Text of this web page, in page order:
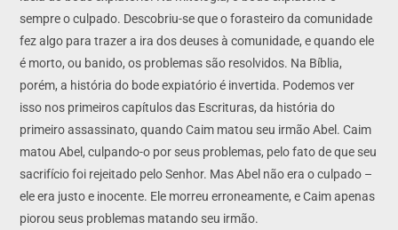
sempre o culpado. Descobriu-se que o forasteiro da comunidade
fez algo para trazer a ira dos deuses à comunidade, e quando ele
é morto, ou banido, os problemas são resolvidos. Na Bíblia,
porém, a história do bode expiatório é invertida. Podemos ver
isso nos primeiros capítulos das Escrituras, da história do
primeiro assassinato, quando Caim matou seu irmão Abel. Caim
matou Abel, culpando-o por seus problemas, pelo fato de que seu
sacrifício foi rejeitado pelo Senhor. Mas Abel não era o culpado –
ele era justo e inocente. Ele morreu erroneamente, e Caim apenas
piorou seus problemas matando seu irmão.